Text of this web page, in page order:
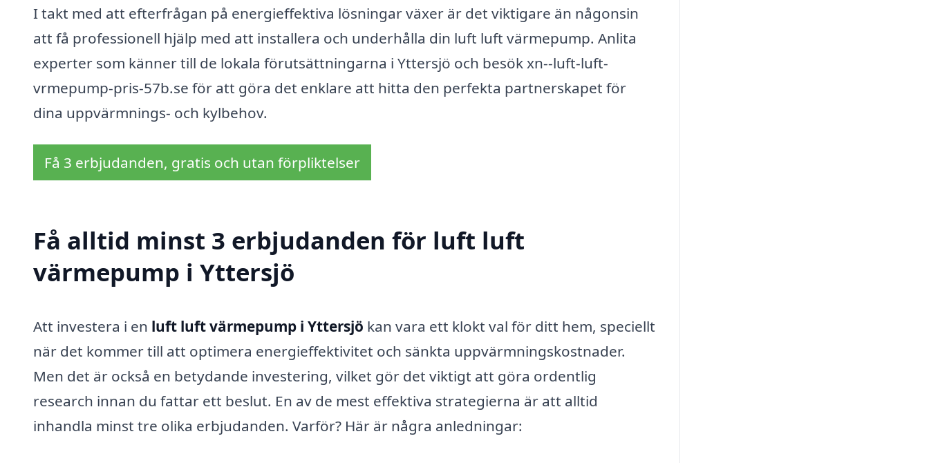
I takt med att efterfrågan på energieffektiva lösningar växer är det viktigare än någonsin
att få professionell hjälp med att installera och underhålla din luft luft värmepump. Anlita
experter som känner till de lokala förutsättningarna i Yttersjö och besök xn--luft-luft-
vrmepump-pris-57b.se för att göra det enklare att hitta den perfekta partnerskapet för
dina uppvärmnings- och kylbehov.
Få 3 erbjudanden, gratis och utan förpliktelser
Få alltid minst 3 erbjudanden för luft luft
värmepump i Yttersjö
Att investera i en luft luft värmepump i Yttersjö kan vara ett klokt val för ditt hem, speciellt
när det kommer till att optimera energieffektivitet och sänkta uppvärmningskostnader.
Men det är också en betydande investering, vilket gör det viktigt att göra ordentlig
research innan du fattar ett beslut. En av de mest effektiva strategierna är att alltid
inhandla minst tre olika erbjudanden. Varför? Här är några anledningar: